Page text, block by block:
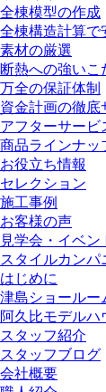
全棟模型の作成
全棟構造計算で
素材の厳選
断熱への強いこ
万全の保証体制
資金計画の徹底
アフターサービ
商品ラインナッ
お役立ち情報
セレクション
施工事例
お客様の声
見学会・イベン
スタイルカンパ
はじめに
津島ショールー
阿久比モデルハ
スタッフ紹介
スタッフブログ
会社概要